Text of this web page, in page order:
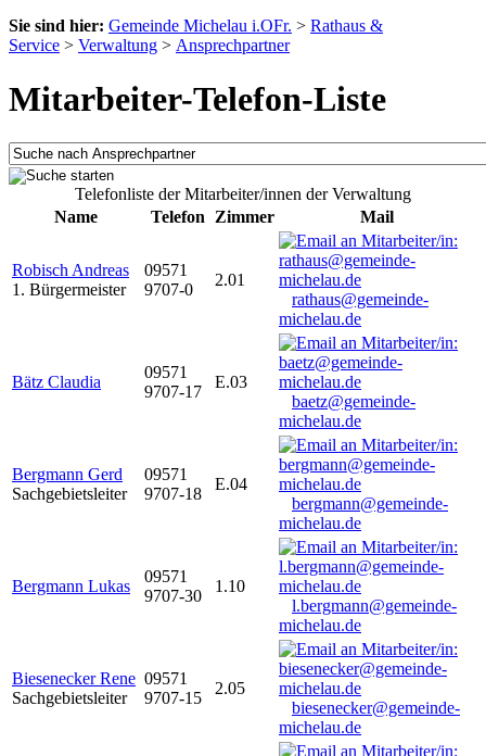
Sie sind hier: Gemeinde Michelau i.OFr. > Rathaus &
Service > Verwaltung > Ansprechpartner
Mitarbeiter-Telefon-Liste
Telefonliste der Mitarbeiter/innen der Verwaltung
Name
Telefon Zimmer Mail
Robisch Andreas
1. Bürgermeister
09571
9707-0
2.01
rathaus@gemeinde-
michelau.de
Bätz Claudia
09571
9707-17
E.03
baetz@gemeinde-
michelau.de
Bergmann Gerd
Sachgebietsleiter
09571
9707-18
E.04
bergmann@gemeinde-
michelau.de
Bergmann Lukas
09571
9707-30
1.10
l.bergmann@gemeinde-
michelau.de
Biesenecker Rene
Sachgebietsleiter
09571
9707-15
2.05
biesenecker@gemeinde-
michelau.de